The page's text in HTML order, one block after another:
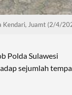
Kendari, Juamt (2/4/
Polda Sulawesi
sejumlah